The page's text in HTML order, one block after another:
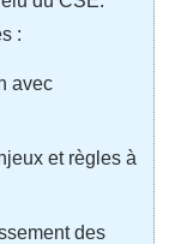
:
avec
et règles à
des